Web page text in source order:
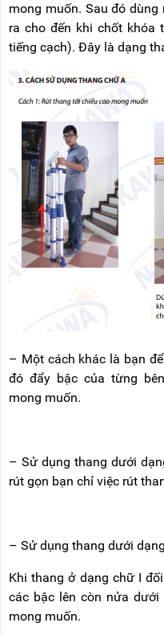
mong muốn. Sau đó
ra cho đến khi chốt khóa
tiếng cạch). Đây là dạng
– Một cách khác là bạn
đó đẩy bậc của từng
mong muốn.
– Sử dụng thang dưới
rút gọn bạn chỉ việc rút
– Sử dụng thang dưới
Khi thang ở dạng chữ I
các bậc lên còn nửa
mong muốn.